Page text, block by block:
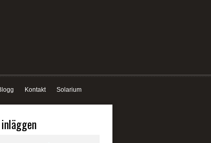
Kontakt Solarium